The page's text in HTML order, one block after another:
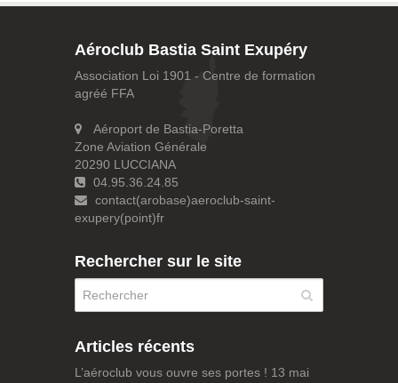
Aéroclub Bastia Saint Exupéry
Association Loi 1901 - Centre de formation
agréé FFA
Aéroport de Bastia-Poretta
Zone Aviation Générale
20290 LUCCIANA
04.95.36.24.85
contact(arobase)aeroclub-saint-
exupery(point)fr
Rechercher sur le site
Articles récents
L’aéroclub vous ouvre ses portes ! 13 mai